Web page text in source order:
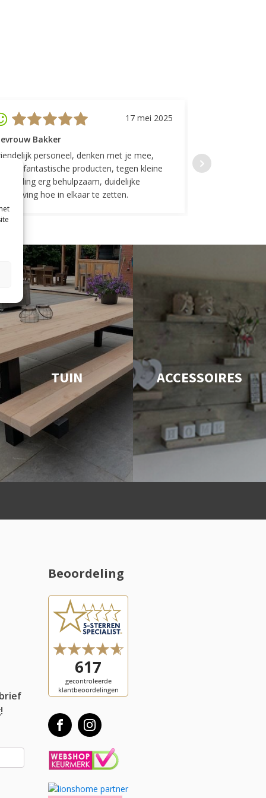
17 mei 2025
Bakker
personeel, denken met je mee,
fantastische producten, tegen kleine
erg behulpzaam, duidelijke
hoe in elkaar te zetten.
Top geregeld!
indelingen die
TUIN ACCESSOIRES
Beoordeling